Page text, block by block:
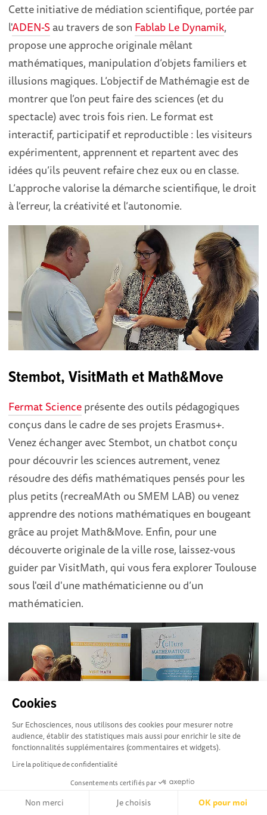
Cookies
Sur Echosciences, nous utilisons des cookies pour mesurer notre
audience, établir des statistiques mais aussi pour enrichir le site de
fonctionnalités supplémentaires (commentaires et widgets).
Lire la politique de confidentialité
Consentements certifiés par
Non merci Je choisis OK pour moi
Cette initiative de médiation scientifique, portée par
l'ADEN-Sau travers de son Fablab Le Dynamik,
propose une approche originale mêlant
mathématiques, manipulation d’objets familiers et
illusions magiques. L’objectif de Mathémagie est de
montrer que l’on peut faire des sciences (et du
spectacle) avec trois fois rien. Le format est
interactif, participatif et reproductible : les visiteurs
expérimentent, apprennent et repartent avec des
idées qu’ils peuvent refaire chez eux ou en classe.
L’approche valorise la démarche scientifique, le droit
à l’erreur, la créativité et l’autonomie.
Stembot, VisitMath et Math&Move
Fermat Scienceprésente des outils pédagogiques
conçus dans le cadre de ses projets Erasmus+.
Venez échanger avec Stembot, un chatbot conçu
pour découvrir les sciences autrement, venez
résoudre des défis mathématiques pensés pour les
plus petits (recreaMAth ou SMEM LAB) ou venez
apprendre des notions mathématiques en bougeant
grâce au projet Math&Move. Enfin, pour une
découverte originale de la ville rose, laissez-vous
guider par VisitMath, qui vous fera explorer Toulouse
sous l'œil d'une mathématicienne ou d’un
mathématicien.
Plantathlon
Porté parForêtvert
, le Plantathlon est un événement